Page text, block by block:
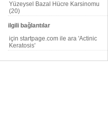
Yüzeysel Bazal Hücre Karsinomu
(20)
ilgili bağlantılar
için startpage.com ile ara 'Actinic
Keratosis'